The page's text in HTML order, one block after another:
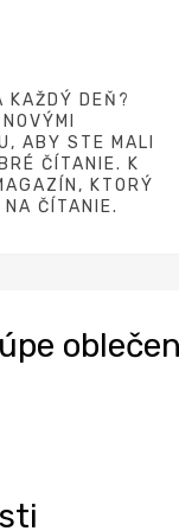
KAŽDÝ DEŇ?
ABY STE MALI
ČÍTANIE. K
KTORÝ
NA ČÍTANIE.